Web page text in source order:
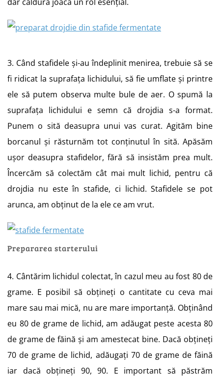
3. Când stafidele și-au îndeplinit menirea, trebuie să se
fi ridicat la suprafața lichidului, să fie umflate și printre
ele să putem observa multe bule de aer. O spumă la
suprafața lichidului e semn că drojdia s-a format.
Punem o sită deasupra unui vas curat. Agităm bine
borcanul și răsturnăm tot conținutul în sită. Apăsăm
ușor deasupra stafidelor, fără să insistăm prea mult.
Încercăm să colectăm cât mai mult lichid, pentru că
drojdia nu este în stafide, ci lichid. Stafidele se pot
arunca, am obținut de la ele ce am vrut.
Prepararea starterului
4. Cântărim lichidul colectat, în cazul meu au fost 80 de
grame. E posibil să obțineți o cantitate cu ceva mai
mare sau mai mică, nu are mare importanță. Obținând
eu 80 de grame de lichid, am adăugat peste acesta 80
de grame de făină și am amestecat bine. Dacă obțineți
70 de grame de lichid, adăugați 70 de grame de făină
iar dacă obțineți 90, 90. E important să păstrăm